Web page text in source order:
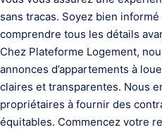
sans tracas. Soyez bien
comprendre tous les détails
Chez Plateforme Logement,
annonces d’appartements à
claires et transparentes. Nous
propriétaires à fournir des
équitables. Commencez votre